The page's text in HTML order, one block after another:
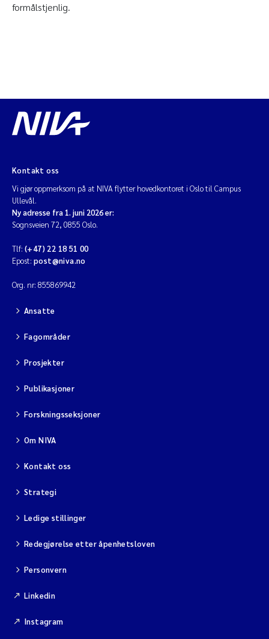
formålstjenlig.
Kontakt oss
Vi gjør oppmerksom på at NIVA flytter hovedkontoret i Oslo til Campus
Ullevål.
Ny adresse fra 1. juni 2026 er:
Sognsveien 72, 0855 Oslo.
Tlf: (+47) 22 18 51 00
Epost: post@niva.no
Org. nr: 855869942
Ansatte
Fagområder
Prosjekter
Publikasjoner
Forskningsseksjoner
Om NIVA
Kontakt oss
Strategi
Ledige stillinger
Redegjørelse etter åpenhetsloven
Personvern
Linkedin
Instagram